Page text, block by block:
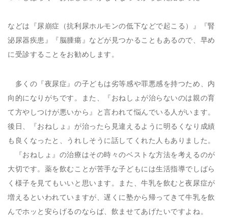
などは『尿崩症（抗利尿ホルモンの低下などで起こる）』『腎
泌尿器疾患』『脳腫瘍』などが見つかることもあるので、早め
に受診することをお勧めします。
多くの『夜尿症』の子どもは劣等感や罪悪感を持つため、内
向的になりがちです。また、『おねしょが治らないのは親の育
て方やしつけが悪いから』と言われて悩んでいる人がいます。
後日、『おねしょ』が治ったら見違えるように明るくなり成績
も良くなったと、うれしそうに話してくれた人もありました。
『おねしょ』の治療はその時々のベストな方法を考えるのが
大切です。薬を飲むことが苦手な子どもには生活指導でしばら
く様子を見てもいいと思います。また、牛乳を飲むと夜尿症が
増えるといわれていますが、遅くに塾から帰ってきて牛乳を飲
んでホッと安らげるのならば、飲ませてあげたいですよね。